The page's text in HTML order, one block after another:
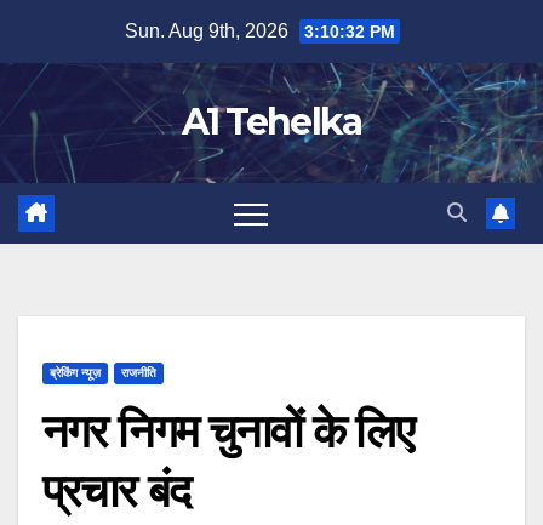
content
Sun. Aug 9th, 2026 3:10:32 PM
A1 Tehelka
ब्रेकिंग न्यूज़ राजनीति
नगर निगम चुनावों के लिए
प्रचार बंद